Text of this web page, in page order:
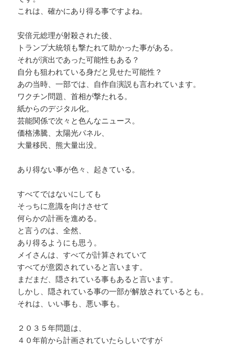
これは、確かにあり得る事ですよね。
安倍元総理が射殺された後、
トランプ大統領も撃たれて助かった事がある。
それが演出であった可能性もある？
自分も狙われている身だと見せた可能性？
あの当時、一部では、自作自演説も言われています。
ワクチン問題、首相が撃たれる。
紙からのデジタル化。
芸能関係で次々と色んなニュース。
価格沸騰、太陽光パネル、
大量移民、熊大量出没。
あり得ない事が色々、起きている。
すべてではないにしても
そっちに意識を向けさせて
何らかの計画を進める。
と言うのは、全然、
あり得るようにも思う。
メイさんは、すべてが計算されていて
すべてが意図されていると言います。
まだまだ、隠されている事もあると言います。
しかし、隠されている事の一部が解放されているとも。
それは、いい事も、悪い事も。
２０３５年問題は、
４０年前から計画されていたらしいですが